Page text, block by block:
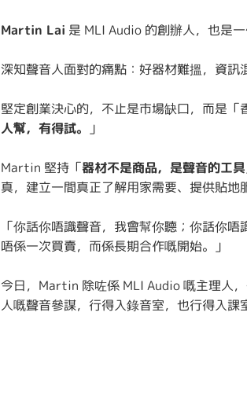
Martin Lai 是 MLI Audio 的創辦人，也是一
深知聲音人面對的痛點：好器材難搵，資訊
堅定創業決心的，不止是市場缺口，而是「
人幫，有得試。
」
Martin 堅持「器材不是商品，是聲音的工具
真，建立一間真正了解用家需要、提供貼地
「你話你唔識聲音，我會幫你聽；你話你
唔係一次買賣，而係長期合作嘅開始。」
今日，Martin 除咗係 MLI Audio 嘅主理人
人嘅聲音參謀，行得入錄音室，也行得入課